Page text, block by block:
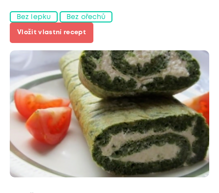
Bez lepku Bez ořechů
Vložit vlastní recept